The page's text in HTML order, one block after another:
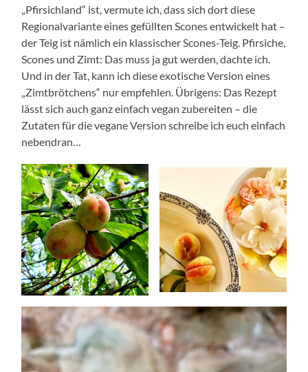
„Pfirsichland“ ist, vermute ich, dass sich dort diese
Regionalvariante eines gefüllten Scones entwickelt hat –
der Teig ist nämlich ein klassischer Scones-Teig. Pfirsiche,
Scones und Zimt: Das muss ja gut werden, dachte ich.
Und in der Tat, kann ich diese exotische Version eines
„Zimtbrötchens“ nur empfehlen. Übrigens: Das Rezept
lässt sich auch ganz einfach vegan zubereiten – die
Zutaten für die vegane Version schreibe ich euch einfach
nebendran…